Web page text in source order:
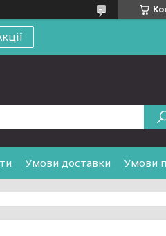
Умови доставки Умови